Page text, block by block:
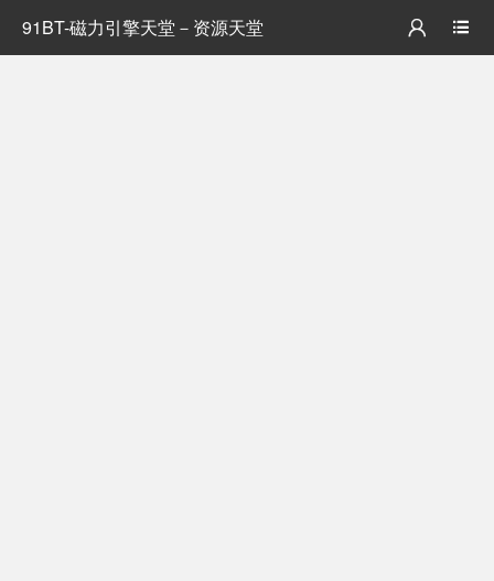
91BT-磁力引擎天堂－资源天堂 
